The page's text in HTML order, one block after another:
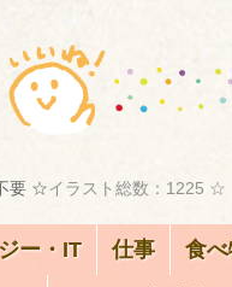
要 ☆イラスト総数：1225 ☆
ー・IT 仕事 食